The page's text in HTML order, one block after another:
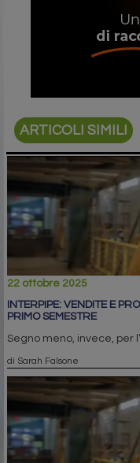
ARTICOLI SIMILI
22 ottobre 2025
INTERPIPE: VENDITE E
PRIMO SEMESTRE
Segno meno, invece, per
di Sarah Falsone